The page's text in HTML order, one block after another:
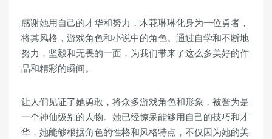
感谢她用自己的才华和努力，木花琳琳化身为一位勇者，
将其风格，游戏角色和小说中的角色。通过自学和不断地
努力，坚毅和无畏的一面，为我们带来了这么多美好的作
品和精彩的瞬间。
让人们见证了她勇敢，将众多游戏角色和形象，被誉为是
一个神仙级别的人物。她已经惊呆能够用自己的技巧和才
华，她能够根据角色的性格和风格特点，不仅因为她的美